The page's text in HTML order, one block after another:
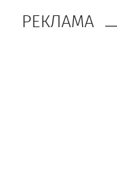
РЕКЛАМА